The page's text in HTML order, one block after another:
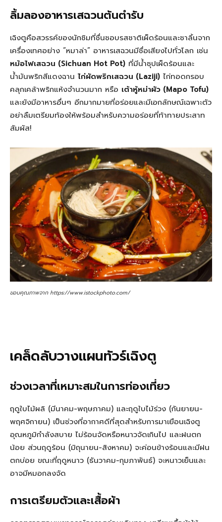
ลิ้มลองอาหารเสฉวนต้นตำรับ
เฉิงตูคือสวรรค์ของนักชิมที่ชื่นชอบรสชาติเผ็ดร้อนและชาลิ้นจาก
เครื่องเทศอย่าง “หมาล่า” อาหารเสฉวนมีชื่อเสียงไปทั่วโลก เช่น
หม้อไฟเสฉวน (Sichuan Hot Pot) ที่มีน้ำซุปเผ็ดร้อนและ
น้ำมันพริกสีแดงฉาน ไก่ผัดพริกเสฉวน (Laziji) ไก่ทอดกรอบ
คลุกเคล้าพริกแห้งจำนวนมาก หรือ เต้าหู้หม่าผัว (Mapo Tofu)
และยังมีอาหารอื่นๆ อีกมากมายที่อร่อยและมีเอกลักษณ์เฉพาะตัว
อย่าลืมเตรียมท้องให้พร้อมสำหรับความอร่อยที่ท้าทายประสาท
สัมผัส!
ขอบคุณภาพจาก https://www.istockphoto.com/
เคล็ดลับวางแผนทัวร์เฉิงตู
ช่วงเวลาที่เหมาะสมในการท่องเที่ยว
ฤดูใบไม้ผลิ (มีนาคม-พฤษภาคม) และฤดูใบไม้ร่วง (กันยายน-
พฤศจิกายน) เป็นช่วงที่อากาศดีที่สุดสำหรับการมาเยือนเฉิงตู
อุณหภูมิกำลังสบาย ไม่ร้อนจัดหรือหนาวจัดเกินไป และฝนตก
น้อย ส่วนฤดูร้อน (มิถุนายน-สิงหาคม) จะค่อนข้างร้อนและมีฝน
ตกบ่อย ขณะที่ฤดูหนาว (ธันวาคม-กุมภาพันธ์) จะหนาวเย็นและ
อาจมีหมอกลงจัด
การเตรียมตัวและเสื้อผ้า